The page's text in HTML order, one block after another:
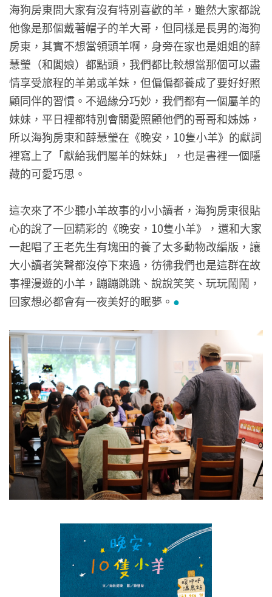
海狗房東問大家有沒有特別喜歡的羊，雖然大家都說
他像是那個戴著帽子的羊大哥，但同樣是長男的海狗
房東，其實不想當領頭羊啊，身旁在家也是姐姐的薛
慧瑩（和闆娘）都點頭，我們都比較想當那個可以盡
情享受旅程的羊弟或羊妹，但偏偏都養成了要好好照
顧同伴的習慣。不過緣分巧妙，我們都有一個屬羊的
妹妹，平日裡都特別會關愛照顧他們的哥哥和姊姊，
所以海狗房東和薛慧瑩在《晚安，10隻小羊》的獻詞
裡寫上了「獻給我們屬羊的妹妹」，也是書裡一個隱
藏的可愛巧思。
這次來了不少聽小羊故事的小小讀者，海狗房東很貼
心的說了一回精彩的《晚安，10隻小羊》，還和大家
一起唱了王老先生有塊田的養了太多動物改編版，讓
大小讀者笑聲都沒停下來過，彷彿我們也是這群在故
事裡漫遊的小羊，蹦蹦跳跳、說說笑笑、玩玩鬧鬧，
回家想必都會有一夜美好的眠夢。 ●